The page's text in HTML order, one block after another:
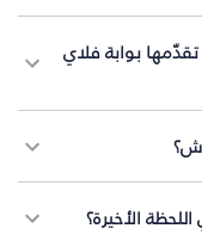
بوابة فلاي
الأخيرة؟